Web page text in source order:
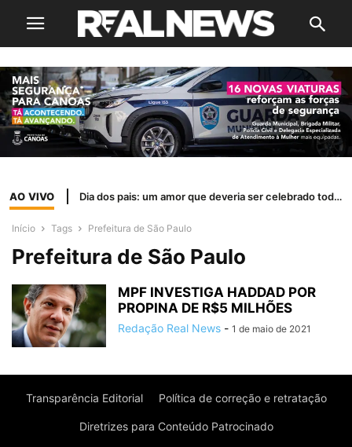
AO VIVO Dia dos pais: um amor que deveria ser celebrado todos os dias
Início Tags Prefeitura de São Paulo
Prefeitura de São Paulo
MPF INVESTIGA HADDAD POR
PROPINA DE R$5 MILHÕES
Redação Real News - 1 de maio de 2021
Transparência Editorial Política de correção e retratação
Diretrizes para Conteúdo Patrocinado